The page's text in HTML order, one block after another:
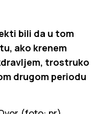
bili da u tom
ako krenem
trostruko
drugom periodu